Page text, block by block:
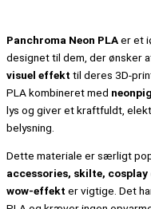
Panchroma Neon PLAer et
designet til dem, der ønsker
visuel effekt til deres 3D-
PLA kombineret med
lys og giver et kraftfuldt,
belysning.
Dette materiale er særligt
accessories, skilte,
wow-effekt er vigtige. Det